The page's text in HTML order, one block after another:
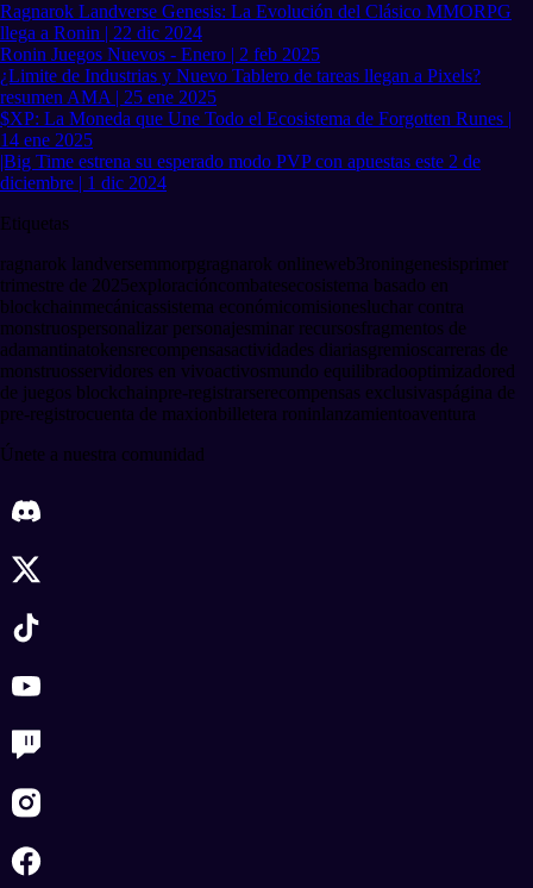
Ragnarok Landverse Genesis: La Evolución del Clásico MMORPG
llega a Ronin | 22 dic 2024
Ronin Juegos Nuevos - Enero | 2 feb 2025
¿Limite de Industrias y Nuevo Tablero de tareas llegan a Pixels?
resumen AMA | 25 ene 2025
$XP: La Moneda que Une Todo el Ecosistema de Forgotten Runes |
14 ene 2025
|Big Time estrena su esperado modo PVP con apuestas este 2 de
diciembre | 1 dic 2024
Etiquetas
ragnarok landversemmorpgragnarok onlineweb3roningenesisprimer
trimestre de 2025exploracióncombatesecosistema basado en
blockchainmecánicassistema económicomisionesluchar contra
monstruospersonalizar personajesminar recursosfragmentos de
adamantinatokensrecompensasactividades diariasgremioscarreras de
monstruosservidores en vivoactivosmundo equilibradooptimizadored
de juegos blockchainpre-registrarserecompensas exclusivaspágina de
pre-registrocuenta de maxionbilletera roninlanzamientoaventura
Únete a nuestra comunidad